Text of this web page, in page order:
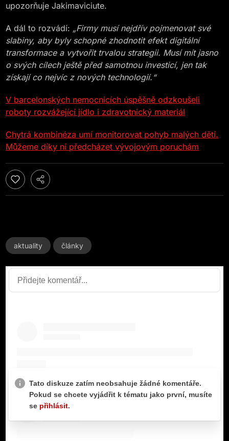
upozorňuje Jakimaviciute.
A dál to rozvádí: „Firmy musí nejdřív pojmenovat své
slabiny, aby byly schopné zhodnotit efekt digitální
transformace a vytvořit trvalou strategii. Musí mít jasno
o svých cílech ještě před samotnou investicí, jen tak
získají co nejvíc z nových technologií.“
V barcelonských nemocnicích úspěšně odzkoušeli
roboty rozvážející jídlo i zdravotnický materiál
Chytrá kombinéza umí monitorovat pohyb malých dětí.
Můžeme díky ní předcházet vývojovým poruchám
aktuality články